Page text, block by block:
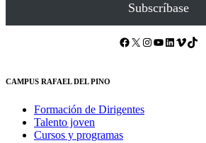
Subscríbase
Facebook X Instagram YouTube LinkedIn Vimeo TikTok
CAMPUS RAFAEL DEL PINO
Formación de Dirigentes
Talento joven
Cursos y programas